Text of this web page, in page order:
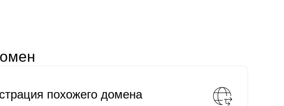
похожего домена